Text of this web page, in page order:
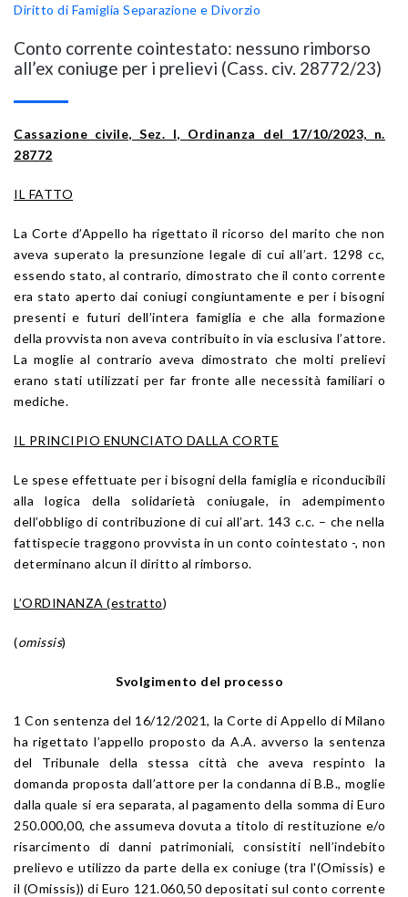
Diritto di Famiglia Separazione e Divorzio
Conto corrente cointestato: nessuno rimborso
all’ex coniuge per i prelievi (Cass. civ. 28772/23)
Cassazione civile, Sez. I, Ordinanza del 17/10/2023, n.
28772
IL FATTO
La Corte d’Appello ha rigettato il ricorso del marito che non
aveva superato la presunzione legale di cui all’art. 1298 cc,
essendo stato, al contrario, dimostrato che il conto corrente
era stato aperto dai coniugi congiuntamente e per i bisogni
presenti e futuri dell’intera famiglia e che alla formazione
della provvista non aveva contribuito in via esclusiva l’attore.
La moglie al contrario aveva dimostrato che molti prelievi
erano stati utilizzati per far fronte alle necessità familiari o
mediche.
IL PRINCIPIO ENUNCIATO DALLA CORTE
Le spese effettuate per i bisogni della famiglia e riconducibili
alla logica della solidarietà coniugale, in adempimento
dell’obbligo di contribuzione di cui all’art. 143 c.c. – che nella
fattispecie traggono provvista in un conto cointestato -, non
determinano alcun il diritto al rimborso.
L’ORDINANZA (estratto)
(omissis)
Svolgimento del processo
1 Con sentenza del 16/12/2021, la Corte di Appello di Milano
ha rigettato l’appello proposto da A.A. avverso la sentenza
del Tribunale della stessa città che aveva respinto la
domanda proposta dall’attore per la condanna di B.B., moglie
dalla quale si era separata, al pagamento della somma di Euro
250.000,00, che assumeva dovuta a titolo di restituzione e/o
risarcimento di danni patrimoniali, consistiti nell’indebito
prelievo e utilizzo da parte della ex coniuge (tra l'(Omissis) e
il (Omissis)) di Euro 121.060,50 depositati sul conto corrente